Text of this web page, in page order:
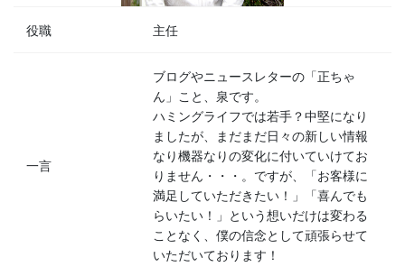
役職 主任
一言
ブログやニュースレターの「正ちゃ
ん」こと、泉です。
ハミングライフでは若手？中堅になり
ましたが、まだまだ日々の新しい情報
なり機器なりの変化に付いていけてお
りません・・・。ですが、「お客様に
満足していただきたい！」「喜んでも
らいたい！」という想いだけは変わる
ことなく、僕の信念として頑張らせて
いただいております！